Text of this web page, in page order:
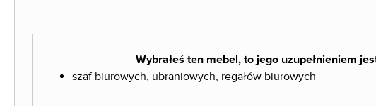
Wybrałeś ten mebel, to jego uzupełnieniem
szaf biurowych, ubraniowych, regałów biurowych